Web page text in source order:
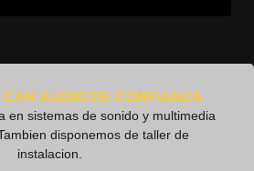
AUDIO DE CONFIANZA
en sistemas de sonido y multimedia
disponemos de taller de
instalacion.